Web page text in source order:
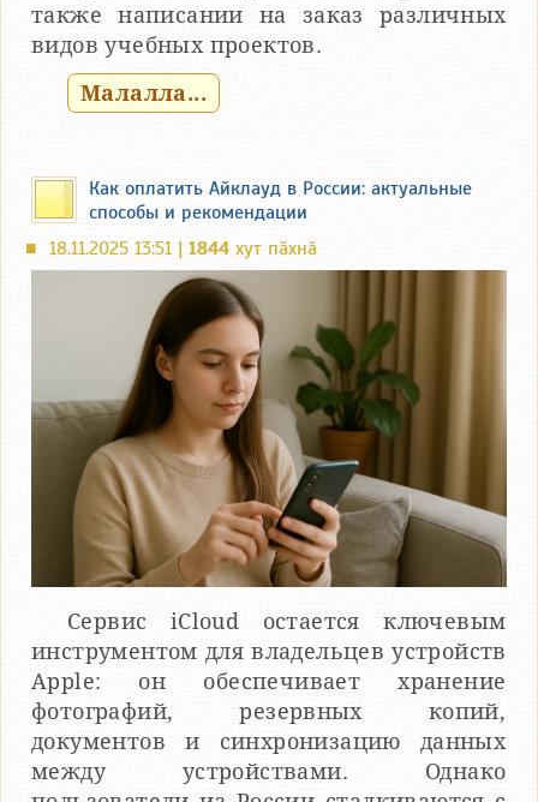
также написании на заказ различных
видов учебных проектов.
Малалла...
Как оплатить Айклауд в России: актуальные
способы и рекомендации
■ 18.11.2025 13:51 | 1844 хут пӑхнӑ
Сервис iCloud остается ключевым
инструментом для владельцев устройств
Apple: он обеспечивает хранение
фотографий, резервных копий,
документов и синхронизацию данных
между устройствами. Однако